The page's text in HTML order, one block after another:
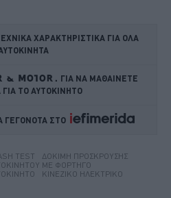
ΧΑΡΑΚΤΗΡΙΣΤΙΚΑ ΓΙΑ ΟΛΑ
ΓΙΑ ΝΑ ΜΑΘΑΙΝΕΤΕ
ΤΟ ΑΥΤΟΚΙΝΗΤΟ
ΓΕΓΟΝΟΤΑ ΣΤΟ
TEST
ΔΟΚΙΜΉ ΠΡΌΣΚΡΟΥΣΗΣ
ΜΕ ΦΟΡΤΗΓΌ
ΚΙΝΈΖΙΚΟ ΗΛΕΚΤΡΙΚΌ